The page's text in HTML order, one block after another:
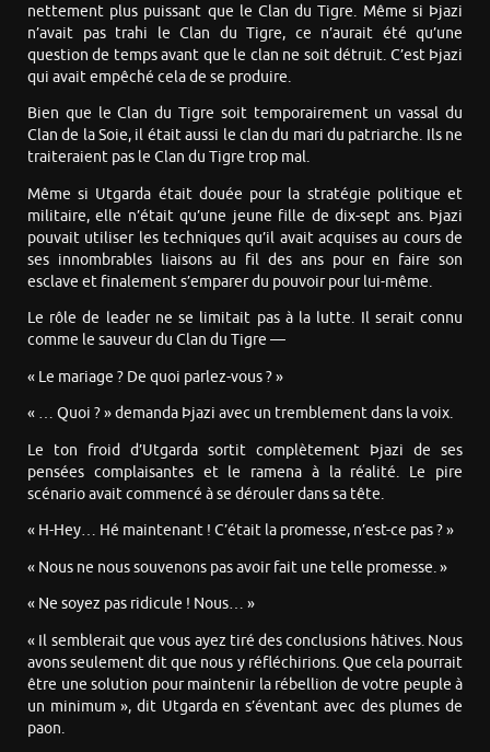
nettement plus puissant que le Clan du Tigre. Même si Þjazi
n’avait pas trahi le Clan du Tigre, ce n’aurait été qu’une
question de temps avant que le clan ne soit détruit. C’est Þjazi
qui avait empêché cela de se produire.
Bien que le Clan du Tigre soit temporairement un vassal du
Clan de la Soie, il était aussi le clan du mari du patriarche. Ils ne
traiteraient pas le Clan du Tigre trop mal.
Même si Utgarda était douée pour la stratégie politique et
militaire, elle n’était qu’une jeune fille de dix-sept ans. Þjazi
pouvait utiliser les techniques qu’il avait acquises au cours de
ses innombrables liaisons au fil des ans pour en faire son
esclave et finalement s’emparer du pouvoir pour lui-même.
Le rôle de leader ne se limitait pas à la lutte. Il serait connu
comme le sauveur du Clan du Tigre —
« Le mariage ? De quoi parlez-vous ? »
« … Quoi ? » demanda Þjazi avec un tremblement dans la voix.
Le ton froid d’Utgarda sortit complètement Þjazi de ses
pensées complaisantes et le ramena à la réalité. Le pire
scénario avait commencé à se dérouler dans sa tête.
« H-Hey… Hé maintenant ! C’était la promesse, n’est-ce pas ? »
« Nous ne nous souvenons pas avoir fait une telle promesse. »
« Ne soyez pas ridicule ! Nous… »
« Il semblerait que vous ayez tiré des conclusions hâtives. Nous
avons seulement dit que nous y réfléchirions. Que cela pourrait
être une solution pour maintenir la rébellion de votre peuple à
un minimum », dit Utgarda en s’éventant avec des plumes de
paon.